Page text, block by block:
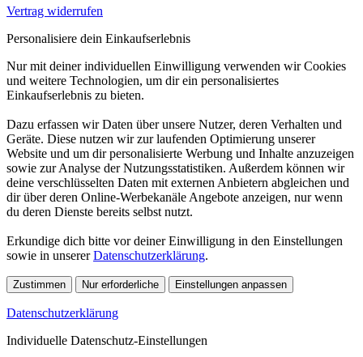
Vertrag widerrufen
Personalisiere dein Einkaufserlebnis
Nur mit deiner individuellen Einwilligung verwenden wir Cookies
und weitere Technologien, um dir ein personalisiertes
Einkaufserlebnis zu bieten.
Dazu erfassen wir Daten über unsere Nutzer, deren Verhalten und
Geräte. Diese nutzen wir zur laufenden Optimierung unserer
Website und um dir personalisierte Werbung und Inhalte anzuzeigen
sowie zur Analyse der Nutzungsstatistiken. Außerdem können wir
deine verschlüsselten Daten mit externen Anbietern abgleichen und
dir über deren Online-Werbekanäle Angebote anzeigen, nur wenn
du deren Dienste bereits selbst nutzt.
Erkundige dich bitte vor deiner Einwilligung in den Einstellungen
sowie in unsererDatenschutzerklärung.
Zustimmen Nur erforderliche Einstellungen anpassen
Datenschutzerklärung
Individuelle Datenschutz-Einstellungen